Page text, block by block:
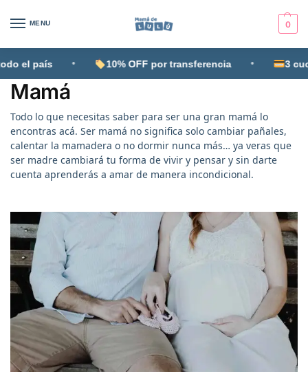
MENU 0
el país 10% OFF por transferencia 3
Mamá
Todo lo que necesitas saber para ser una gran mamá lo
encontras acá. Ser mamá no significa solo cambiar pañales,
calentar la mamadera o no dormir nunca más… ya veras que
ser madre cambiará tu forma de vivir y pensar y sin darte
cuenta aprenderás a amar de manera incondicional.